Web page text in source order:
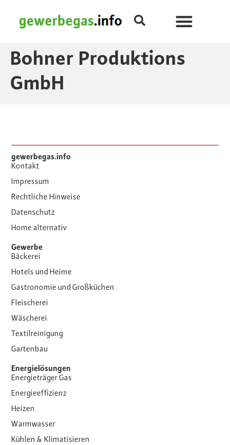
Bohner Produktions
GmbH
gewerbegas.info
Kontakt
Impressum
Rechtliche Hinweise
Datenschutz
Home alternativ
Gewerbe
Bäckerei
Hotels und Heime
Gastronomie und Großküchen
Fleischerei
Wäscherei
Textilreinigung
Gartenbau
Energielösungen
Energieträger Gas
Energieeffizienz
Heizen
Warmwasser
Kühlen & Klimatisieren